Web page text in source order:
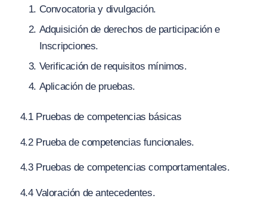
Convocatoria y divulgación.
Adquisición de derechos de participación e
Inscripciones.
Verificación de requisitos mínimos.
Aplicación de pruebas.
4.1 Pruebas de competencias básicas
4.2 Prueba de competencias funcionales.
4.3 Pruebas de competencias comportamentales.
4.4 Valoración de antecedentes.